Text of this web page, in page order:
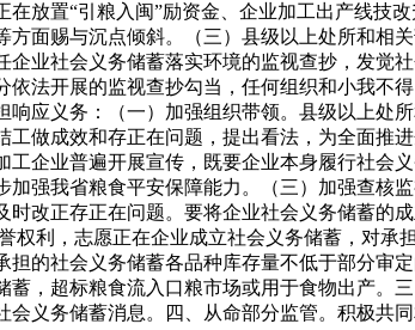
放置“引粮入闽”励资金、企业加工出产线技
面赐与沉点倾斜。（三）县级以上处所和
业社会义务储蓄落实环境的监视查抄，发
法开展的监视查抄勾当，任何组织和小我
应义务：（一）加强组织带领。县级以上
做成效和存正在问题，提出看法，为全面
企业普遍开展宣传，既要企业本身履行社
强我省粮食平安保障能力。（三）加强查核
改正存正在问题。要将企业社会义务储蓄
权利，志愿正在企业成立社会义务储蓄，对
的社会义务储蓄各品种库存量不低于部分
，超标粮食流入口粮市场或用于食物出产
义务储蓄消息。四、从命部分监管。积极